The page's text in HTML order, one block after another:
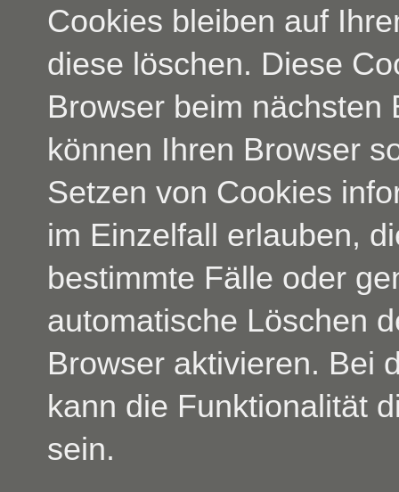
Cookies bleiben auf
diese löschen. Diese
Browser beim nächsten
können Ihren Browser
Setzen von Cookies
im Einzelfall erlauben,
bestimmte Fälle oder
automatische Löschen
Browser aktivieren. Bei
kann die Funktionalität
sein.